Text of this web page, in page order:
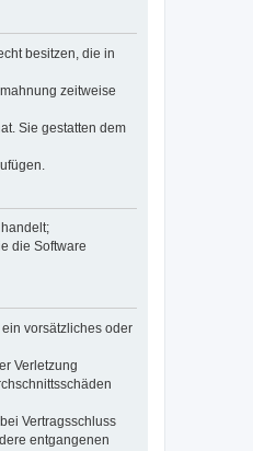
besitzen, die in
zeitweise
Sie gestatten dem
die Software
vorsätzliches oder
Verletzung
Vertragsschluss
entgangenen